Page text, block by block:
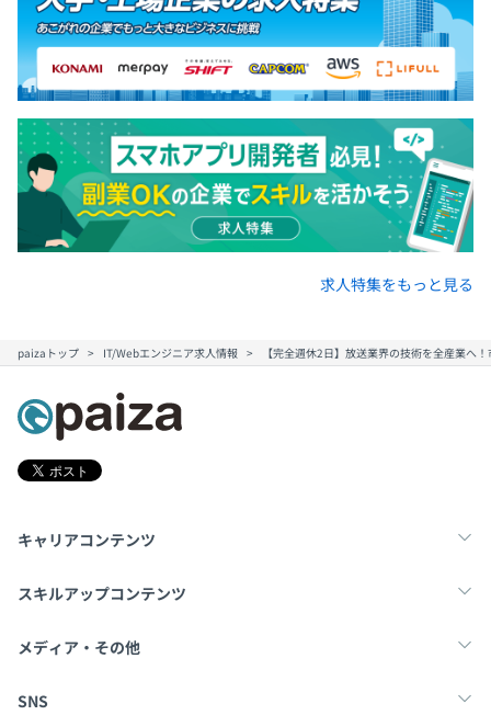
求人特集をもっと見る
paizaトップ IT/Webエンジニア求人情報 【完全週休2日】放送業界の技術を全産業へ
キャリアコンテンツ
転職・キャリア
スキルアップコンテンツ
学習
メディア・その他
Tech Team Journal
SNS